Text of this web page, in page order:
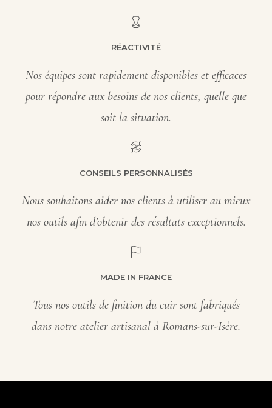
RÉACTIVITÉ
Nos équipes sont rapidement disponibles et efficaces
pour répondre aux besoins de nos clients, quelle que
soit la situation.
CONSEILS PERSONNALISÉS
Nous souhaitons aider nos clients à utiliser au mieux
nos outils afin d’obtenir des résultats exceptionnels.
MADE IN FRANCE
Tous nos outils de finition du cuir sont fabriqués
dans notre atelier artisanal à Romans-sur-Isère.